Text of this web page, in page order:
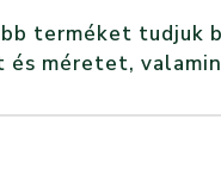
terméket
méretet,